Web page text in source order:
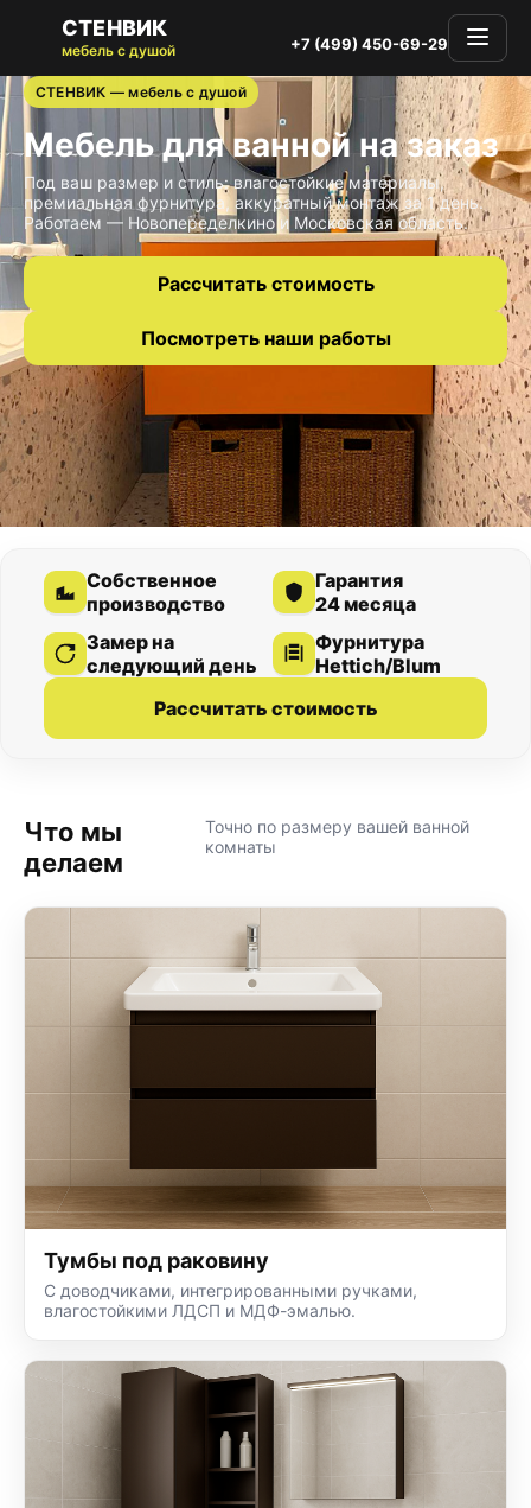
СТЕНВИК
мебель с душой +7 (499) 450-69-29
СТЕНВИК — мебель с душой
Мебель для ванной на заказ
Под ваш размер и стиль: влагостойкие материалы,
премиальная фурнитура, аккуратный монтаж за 1 день.
Работаем — Новопеределкино и Московская область.
Рассчитать стоимость
Посмотреть наши работы
Собственное
производство
Гарантия
24 месяца
Замер на
следующий день
Фурнитура
Hettich/Blum
Рассчитать стоимость
Что мы
делаем
Точно по размеру вашей ванной
комнаты
Тумбы под раковину
С доводчиками, интегрированными ручками,
влагостойкими ЛДСП и МДФ-эмалью.